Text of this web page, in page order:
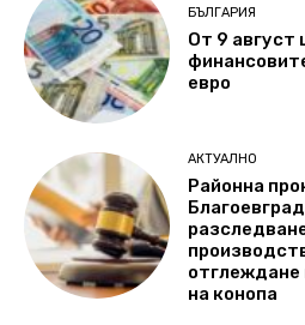
БЪЛГАРИЯ
От 9 август
евро
АКТУАЛНО
Районна
отглеждане
на конопа